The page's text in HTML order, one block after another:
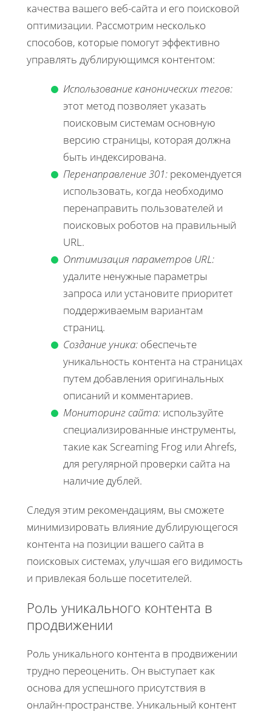
качества вашего веб-сайта и его поисковой
оптимизации. Рассмотрим несколько
способов, которые помогут эффективно
управлять дублирующимся контентом:
Использование канонических тегов:
этот метод позволяет указать
поисковым системам основную
версию страницы, которая должна
быть индексирована.
Перенаправление 301: рекомендуется
использовать, когда необходимо
перенаправить пользователей и
поисковых роботов на правильный
URL.
Оптимизация параметров URL:
удалите ненужные параметры
запроса или установите приоритет
поддерживаемым вариантам
страниц.
Создание уника: обеспечьте
уникальность контента на страницах
путем добавления оригинальных
описаний и комментариев.
Мониторинг сайта: используйте
специализированные инструменты,
такие как Screaming Frog или Ahrefs,
для регулярной проверки сайта на
наличие дублей.
Следуя этим рекомендациям, вы сможете
минимизировать влияние дублирующегося
контента на позиции вашего сайта в
поисковых системах, улучшая его видимость
и привлекая больше посетителей.
Роль уникального контента в
продвижении
Роль уникального контента в продвижении
трудно переоценить. Он выступает как
основа для успешного присутствия в
онлайн-пространстве. Уникальный контент